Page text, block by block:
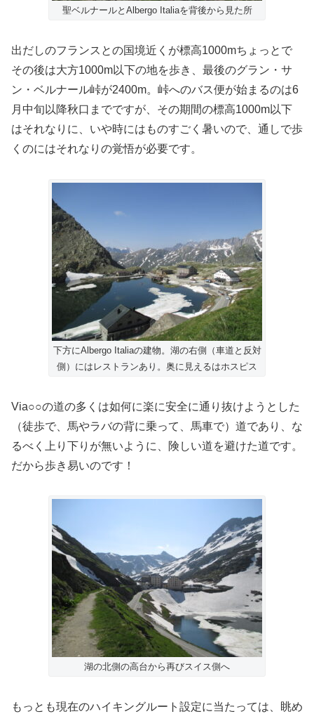
聖ベルナールとAlbergo Italiaを背後から見た所
出だしのフランスとの国境近くが標高1000mちょっとで
その後は大方1000m以下の地を歩き、最後のグラン・サ
ン・ベルナール峠が2400m。峠へのバス便が始まるのは6
月中旬以降秋口までですが、その期間の標高1000m以下
はそれなりに、いや時にはものすごく暑いので、通しで歩
くのにはそれなりの覚悟が必要です。
下方にAlbergo Italiaの建物。湖の右側（車道と反対
側）にはレストランあり。奥に見えるはホスピス
Via○○の道の多くは如何に楽に安全に通り抜けようとした
（徒歩で、馬やラバの背に乗って、馬車で）道であり、な
るべく上り下りが無いように、険しい道を避けた道です。
だから歩き易いのです！
湖の北側の高台から再びスイス側へ
もっとも現在のハイキングルート設定に当たっては、眺め